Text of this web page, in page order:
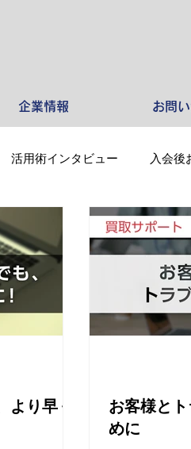
企業情報 お問
活用術インタビュー 入会後
より早く
お客様とト
めに